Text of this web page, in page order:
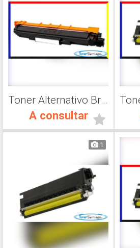
Toner Alternativo Brother TN 230Y, Impresora Láser
A consultar
1